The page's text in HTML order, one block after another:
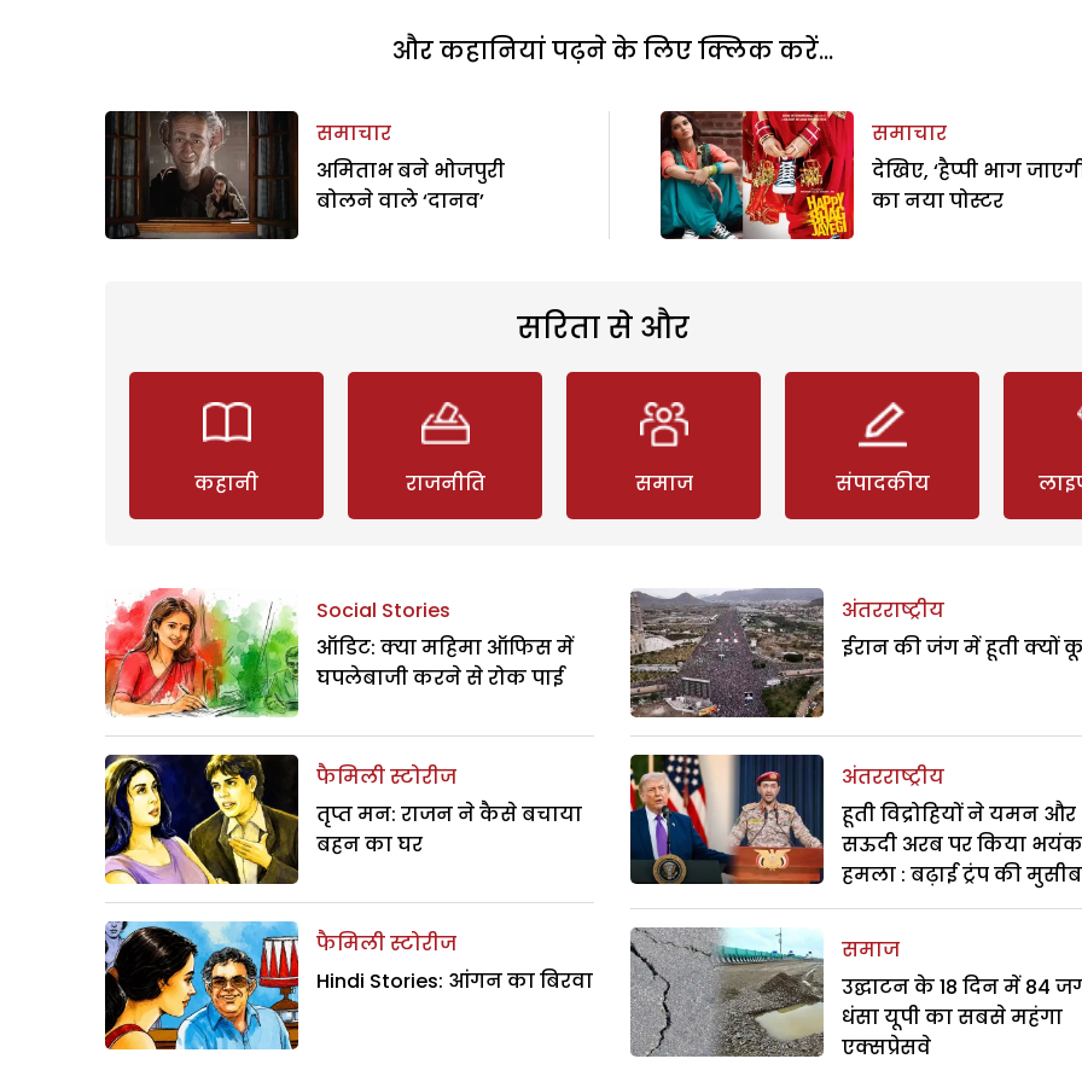
और कहानियां पढ़ने के लिए क्लिक करें...
समाचार
अमिताभ बने भोजपुरी
बोलने वाले ‘दानव’
समाचार
देखिए, ‘हैप्‍पी भाग
का नया पोस्‍टर
सरिता से और
कहानी राजनीति समाज संपादकीय
Social Stories
ऑडिट: क्या महिमा ऑफिस में
घपलेबाजी करने से रोक पाई
फैमिली स्टोरीज
तृप्त मन: राजन ने कैसे बचाया
बहन का घर
फैमिली स्टोरीज
Hindi Stories: आंगन का बिरवा
अंतरराष्ट्रीय
ईरान की जंग में हूती क्यों
अंतरराष्ट्रीय
हूती विद्रोहियों ने यमन और
सऊदी अरब पर किया
हमला : बढ़ाई ट्रंप की
समाज
उद्घाटन के 18 दिन में 84
धंसा यूपी का सबसे महंगा
एक्सप्रेसवे